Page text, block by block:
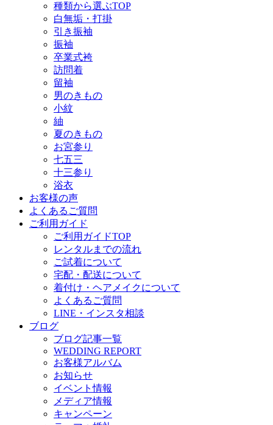
種類から選ぶTOP
白無垢・打掛
引き振袖
振袖
卒業式袴
訪問着
留袖
男のきもの
小紋
紬
夏のきもの
お宮参り
七五三
十三参り
浴衣
お客様の声
よくあるご質問
ご利用ガイド
ご利用ガイドTOP
レンタルまでの流れ
ご試着について
宅配・配送について
着付け・ヘアメイクについて
よくあるご質問
LINE・インスタ相談
ブログ
ブログ記事一覧
WEDDING REPORT
お客様アルバム
お知らせ
イベント情報
メディア情報
キャンペーン